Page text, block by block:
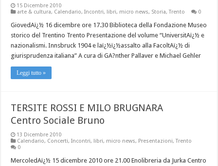
15 Dicembre 2010
arte & cultura, Calendario,Incontri, libri, micro news, Storia,Trento 0
GiovedAï¿½ 16 dicembre ore 17.30 Biblioteca della Fondazione Museo
storico del Trentino Trento Presentazione del volume “UniversitAï¿½ e
nazionalismi. Innsbruck 1904 e laï¿½ï¿½assalto alla FacoltAï¿½ di
giurisprudenza italiana” A cura di GA?nther Pallaver e Michael Gehler
Leggi tutto »
TERSITE ROSSI E MILO BRUGNARA
Centro Sociale Bruno
13 Dicembre 2010
Calendario, Concerti,Incontri, libri, micro news, Presentazioni,Trento
0
MercoledAï¿½ 15 dicembre 2010 ore 21.00 Enolibreria da Jurka Centro